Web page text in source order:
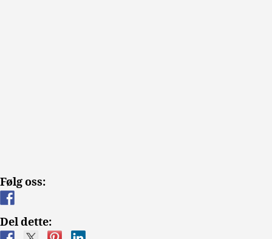
Følg oss:
Del dette: